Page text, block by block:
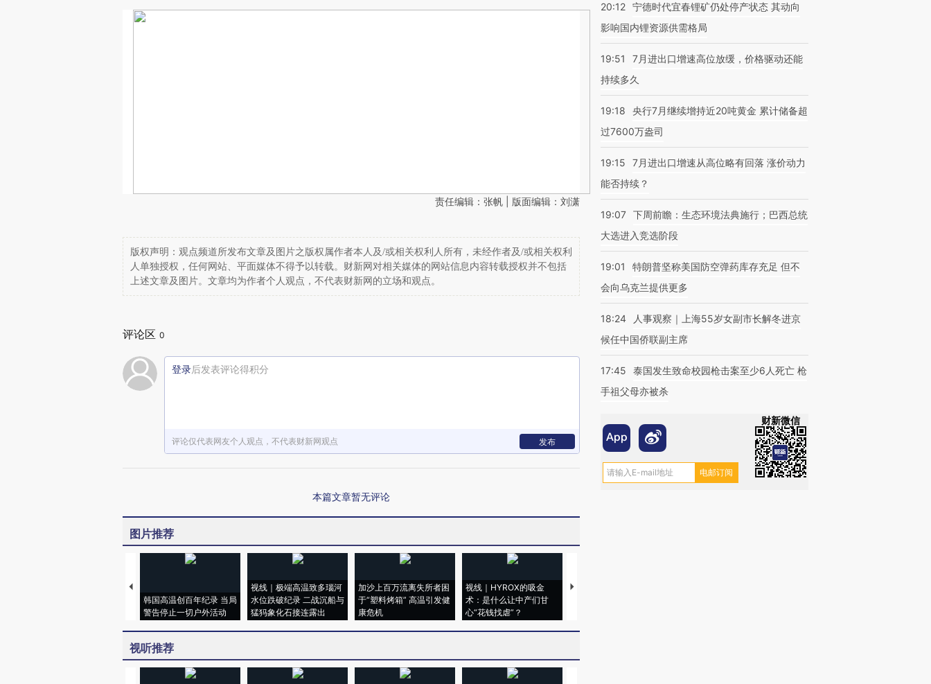
责任编辑：张帆 | 版面编辑：刘潇
版权声明：观点频道所发布文章及图片之版权属作者本人及/或相关权利人所有，未经作者及/或相关权利
人单独授权，任何网站、平面媒体不得予以转载。财新网对相关媒体的网站信息内容转载授权并不包括
上述文章及图片。文章均为作者个人观点，不代表财新网的立场和观点。
评论区 0
登录后发表评论得积分
评论仅代表网友个人观点，不代表财新网观点 发布
本篇文章暂无评论
图片推荐
韩国高温创百年纪录 当局
警告停止一切户外活动
视线｜极端高温致多瑙河
水位跌破纪录 二战沉船与
猛犸象化石接连露出
加沙上百万流离失所者困
于“塑料烤箱” 高温引发健
康危机
视线｜HYROX的吸金
术：是什么让中产们甘
心“花钱找虐”？
马航飞行员跨国走私7万
视听推荐
20:12 宁德时代宜春锂矿仍处停产状态 其动向
影响国内锂资源供需格局
19:51
7月进出口增速高位放缓，价格驱动还能
持续多久
19:18
央行7月继续增持近20吨黄金 累计储备超
过7600万盎司
19:15
7月进出口增速从高位略有回落 涨价动力
能否持续？
19:07 下周前瞻：生态环境法典施行；巴西总统
大选进入竞选阶段
19:01
特朗普坚称美国防空弹药库存充足 但不
会向乌克兰提供更多
18:24
人事观察｜上海55岁女副市长解冬进京
候任中国侨联副主席
17:45
泰国发生致命校园枪击案至少6人死亡 枪
手祖父母亦被杀
财新微信